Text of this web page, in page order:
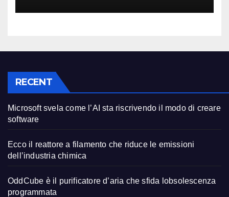
RECENT
Microsoft svela come l’AI sta riscrivendo il modo di creare
software
Ecco il reattore a filamento che riduce le emissioni
dell’industria chimica
OddCube è il purificatore d’aria che sfida lobsolescenza
programmata